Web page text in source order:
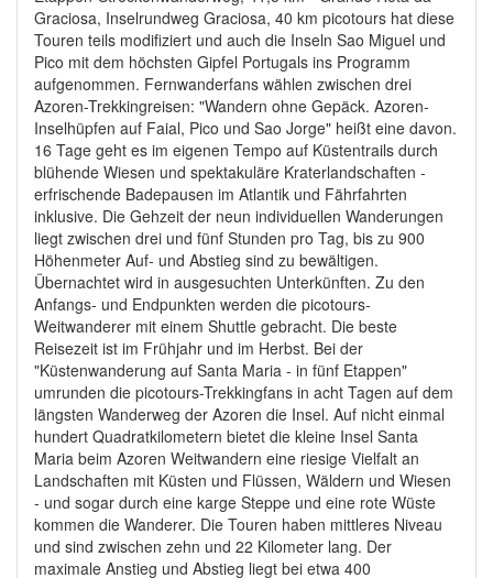
Graciosa, Inselrundweg Graciosa, 40 km picotours hat diese
Touren teils modifiziert und auch die Inseln Sao Miguel und
Pico mit dem höchsten Gipfel Portugals ins Programm
aufgenommen. Fernwanderfans wählen zwischen drei
Azoren-Trekkingreisen: "Wandern ohne Gepäck. Azoren-
Inselhüpfen auf Faial, Pico und Sao Jorge" heißt eine davon.
16 Tage geht es im eigenen Tempo auf Küstentrails durch
blühende Wiesen und spektakuläre Kraterlandschaften -
erfrischende Badepausen im Atlantik und Fährfahrten
inklusive. Die Gehzeit der neun individuellen Wanderungen
liegt zwischen drei und fünf Stunden pro Tag, bis zu 900
Höhenmeter Auf- und Abstieg sind zu bewältigen.
Übernachtet wird in ausgesuchten Unterkünften. Zu den
Anfangs- und Endpunkten werden die picotours-
Weitwanderer mit einem Shuttle gebracht. Die beste
Reisezeit ist im Frühjahr und im Herbst. Bei der
"Küstenwanderung auf Santa Maria - in fünf Etappen"
umrunden die picotours-Trekkingfans in acht Tagen auf dem
längsten Wanderweg der Azoren die Insel. Auf nicht einmal
hundert Quadratkilometern bietet die kleine Insel Santa
Maria beim Azoren Weitwandern eine riesige Vielfalt an
Landschaften mit Küsten und Flüssen, Wäldern und Wiesen
- und sogar durch eine karge Steppe und eine rote Wüste
kommen die Wanderer. Die Touren haben mittleres Niveau
und sind zwischen zehn und 22 Kilometer lang. Der
maximale Anstieg und Abstieg liegt bei etwa 400